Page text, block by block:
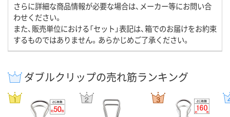
さらに詳細な商品情報が必要な場合は、メーカー等にお問い合
わせください。
また、販売単位における「セット」表記は、箱でのお届けをお約束
するものではありません。あらかじめご了承ください。
ダブルクリップの売れ筋ランキング